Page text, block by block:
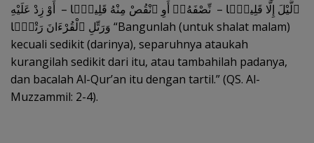
ٱلَّيْلَ إِلَّا قَلِيلًۭا – نِّصْفَهُۥٓ أَوِ ٱنْقُصْ مِنْهُ قَلِيلًۭا – أَوْ زِدْ عَلَيْهِ
وَرَتِّلِ ٱلْقُرْءَانَ رَتْقًۭا “Bangunlah (untuk shalat malam)
kecuali sedikit (darinya), separuhnya ataukah
kurangilah sedikit dari itu, atau tambahilah padanya,
dan bacalah Al-Qur’an itu dengan tartil.” (QS. Al-
Muzzammil: 2-4).